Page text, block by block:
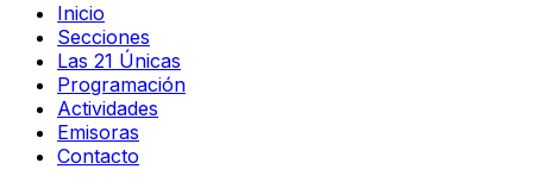
Inicio
Secciones
Las 21 Únicas
Programación
Actividades
Emisoras
Contacto